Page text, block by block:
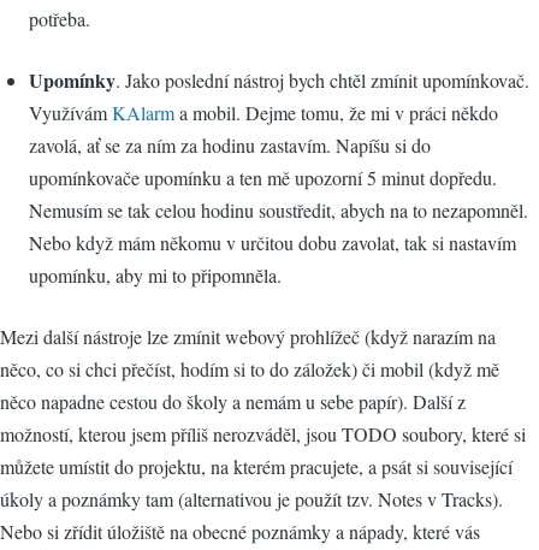
potřeba.
Upomínky. Jako poslední nástroj bych chtěl zmínit upomínkovač.
VyužívámKAlarma mobil. Dejme tomu, že mi v práci někdo
zavolá, ať se za ním za hodinu zastavím. Napíšu si do
upomínkovače upomínku a ten mě upozorní 5 minut dopředu.
Nemusím se tak celou hodinu soustředit, abych na to nezapomněl.
Nebo když mám někomu v určitou dobu zavolat, tak si nastavím
upomínku, aby mi to připomněla.
Mezi další nástroje lze zmínit webový prohlížeč (když narazím na
něco, co si chci přečíst, hodím si to do záložek) či mobil (když mě
něco napadne cestou do školy a nemám u sebe papír). Další z
možností, kterou jsem příliš nerozváděl, jsou TODO soubory, které si
můžete umístit do projektu, na kterém pracujete, a psát si související
úkoly a poznámky tam (alternativou je použít tzv. Notes v Tracks).
Nebo si zřídit úložiště na obecné poznámky a nápady, které vás